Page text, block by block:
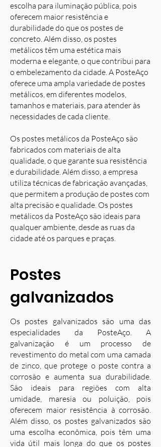
escolha para iluminação pública, pois
oferecem maior resistência e
durabilidade do que os postes de
concreto. Além disso, os postes
metálicos têm uma estética mais
moderna e elegante, o que contribui para
o embelezamento da cidade. A PosteAço
oferece uma ampla variedade de postes
metálicos, em diferentes modelos,
tamanhos e materiais, para atender às
necessidades de cada cliente.
Os postes metálicos da PosteAço são
fabricados com materiais de alta
qualidade, o que garante sua resistência
e durabilidade. Além disso, a empresa
utiliza técnicas de fabricação avançadas,
que permitem a produção de postes com
alta precisão e qualidade. Os postes
metálicos da PosteAço são ideais para
qualquer ambiente, desde as ruas da
cidade até os parques e praças.
Postes
galvanizados
Os postes galvanizados são uma das
especialidades da PosteAço. A
galvanização é um processo de
revestimento do metal com uma camada
de zinco, que protege o poste contra a
corrosão e aumenta sua durabilidade.
São ideais para regiões com alta
umidade, maresia ou poluição, pois
oferecem maior resistência à corrosão.
Além disso, os postes galvanizados são
uma escolha econômica, pois têm uma
vida útil mais longa do que os postes